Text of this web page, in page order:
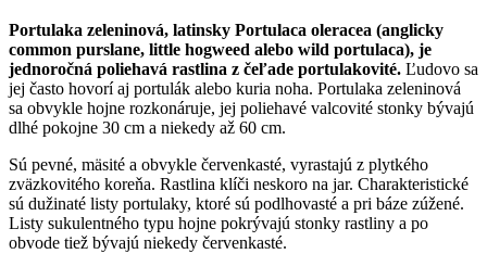
Portulaka zeleninová, latinsky Portulaca oleracea (anglicky
common purslane, little hogweed alebo wild portulaca), je
jednoročná poliehavá rastlina z čeľade portulakovité. Ľudovo sa
jej často hovorí aj portulák alebo kuria noha. Portulaka zeleninová
sa obvykle hojne rozkonáruje, jej poliehavé valcovité stonky bývajú
dlhé pokojne 30 cm a niekedy až 60 cm.
Sú pevné, mäsité a obvykle červenkasté, vyrastajú z plytkého
zväzkovitého koreňa. Rastlina klíči neskoro na jar. Charakteristické
sú dužinaté listy portulaky, ktoré sú podlhovasté a pri báze zúžené.
Listy sukulentného typu hojne pokrývajú stonky rastliny a po
obvode tiež bývajú niekedy červenkasté.